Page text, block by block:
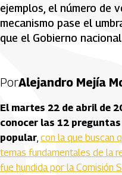
ejemplos, el número de
mecanismo pase el
que el Gobierno
PorAlejandro Mejía
El martes 22 de abril de
conocer las 12
popular, con la que buscan
temas fundamentales de la
fue hundida por la Comisión